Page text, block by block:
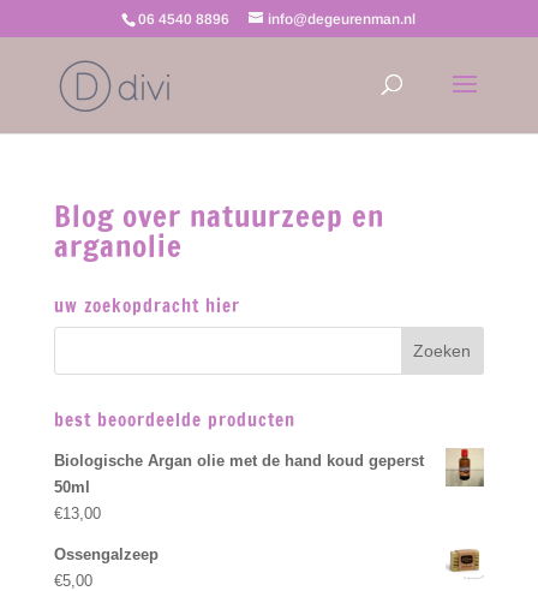
06 4540 8896 info@degeurenman.nl
Blog over natuurzeep en
arganolie
uw zoekopdracht hier
best beoordeelde producten
Biologische Argan olie met de hand koud geperst
50ml
€13,00
Ossengalzeep
€5,00